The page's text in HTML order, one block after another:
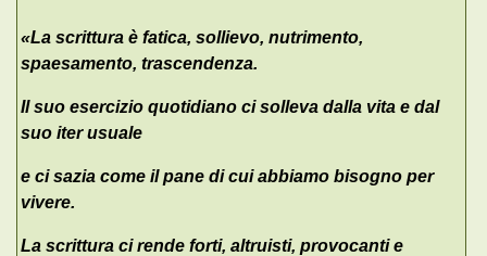
«La scrittura è fatica, sollievo, nutrimento,
spaesamento, trascendenza.
Il suo esercizio quotidiano ci solleva dalla vita e dal
suo iter usuale
e ci sazia come il pane di cui abbiamo bisogno per
vivere.
La scrittura ci rende forti, altruisti, provocanti e